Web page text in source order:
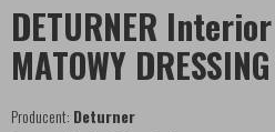
DETURNER
MATOWY
Producent: Deturner